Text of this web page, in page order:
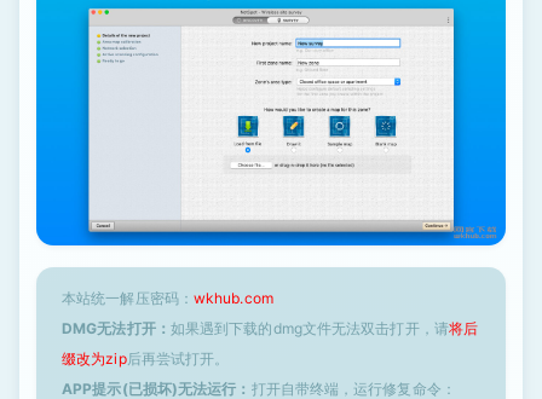
本站统一解压密码： wkhub.com
DMG无法打开： 如果遇到下载的dmg文件无法双击打开，请将后
缀改为zip后再尝试打开。
APP提示(已损坏)无法运行： 打开自带终端，运行修复命令：